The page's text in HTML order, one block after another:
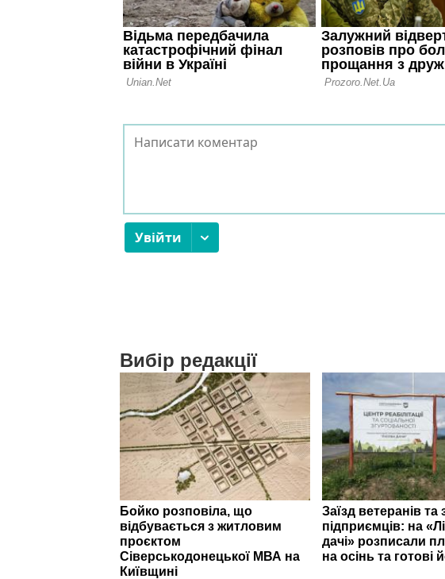
Вибір редакції
Бойко розповіла, що
відбувається з житловим
проєктом
Сіверськодонецької МВА на
Київщині
Заїзд ветеранів та
підприємців: на
дачі» розписали
на осінь та готові